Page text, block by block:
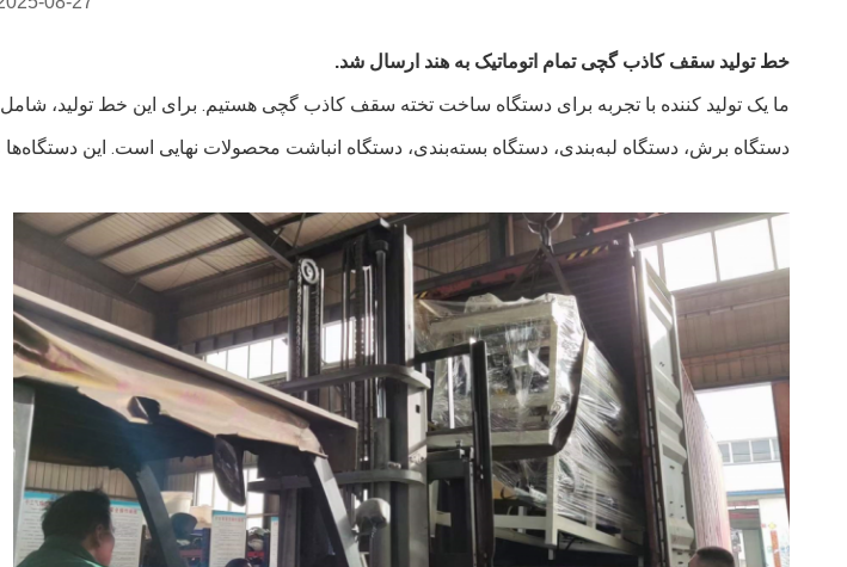
خط تولید سقف کاذب گچی تمام اتوماتیک به هند ارسال شد.
دستگاه برش، دستگاه لبه‌بندی، دستگاه بسته‌بندی، دستگاه انباشت محصولات نهایی است. این دستگاه‌ها می‌توانند به صورت یک خط یا جداگانه نصب شوند.